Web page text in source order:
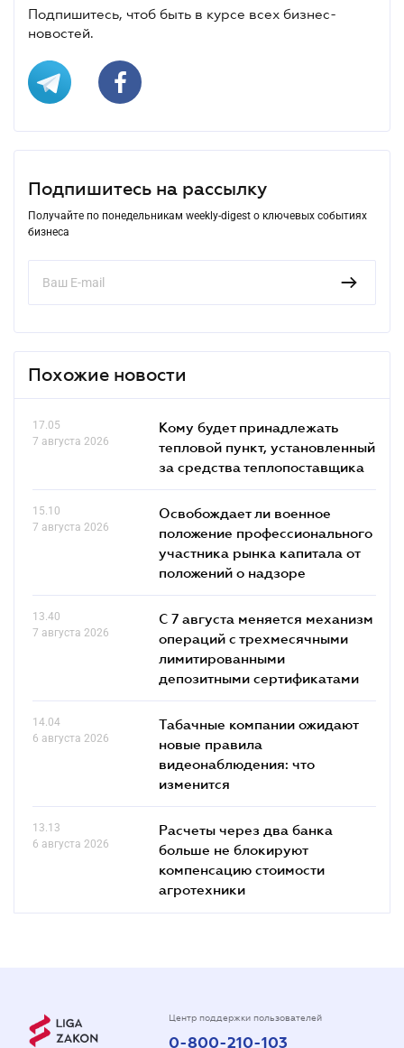
Подпишитесь, чтоб быть в курсе всех бизнес-
новостей.
Подпишитесь на рассылку
Получайте по понедельникам weekly-digest о ключевых событиях
бизнеса
Похожие новости
17.05
7 августа 2026
Кому будет принадлежать
тепловой пункт, установленный
за средства теплопоставщика
15.10
7 августа 2026
Освобождает ли военное
положение профессионального
участника рынка капитала от
положений о надзоре
13.40
7 августа 2026
С 7 августа меняется механизм
операций с трехмесячными
лимитированными
депозитными сертификатами
14.04
6 августа 2026
Табачные компании ожидают
новые правила
видеонаблюдения: что
изменится
13.13
6 августа 2026
Расчеты через два банка
больше не блокируют
компенсацию стоимости
агротехники
Центр поддержки пользователей
0-800-210-103